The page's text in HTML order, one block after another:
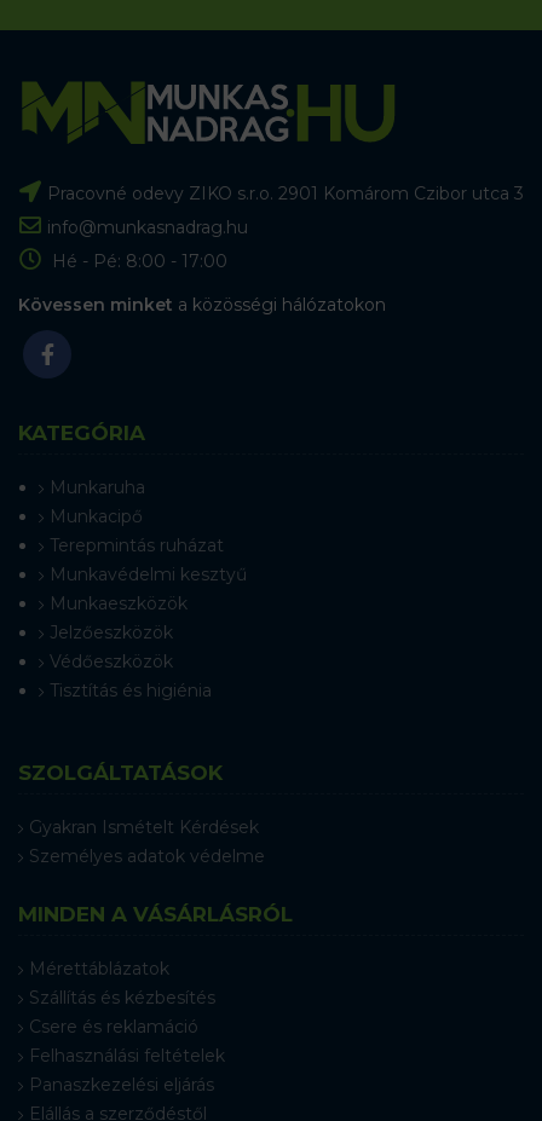
Pracovné odevy ZIKO s.r.o. 2901 Komárom Czibor utca 3
info@munkasnadrag.hu
Hé - Pé: 8:00 - 17:00
Kövessen minket a közösségi hálózatokon
KATEGÓRIA
Munkaruha
Munkacipő
Terepmintás ruházat
Munkavédelmi kesztyű
Munkaeszközök
Jelzőeszközök
Védőeszközök
Tisztítás és higiénia
SZOLGÁLTATÁSOK
Gyakran Ismételt Kérdések
Személyes adatok védelme
MINDEN A VÁSÁRLÁSRÓL
Mérettáblázatok
Szállítás és kézbesítés
Csere és reklamáció
Felhasználási feltételek
Panaszkezelési eljárás
Elállás a szerződéstől